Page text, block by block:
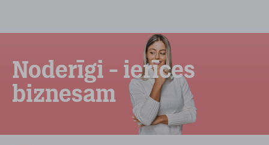
Noderīgi - ierīces
biznesam